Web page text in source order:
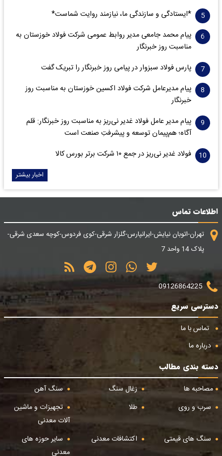
*ایستادگی و سازندگی ما، نیازمند روایت شماست*
پیام محمد جامعی مدیر روابط عمومی شرکت فولاد خوزستان به
مناسبت روز خبرنگار
پارس فولاد سبزوار در پیامی روز خبرنگار را تبریک گفت
پیام مدیرعامل شرکت فولاد اکسین خوزستان به مناسبت روز
خبرنگار
پیام مدیر عامل فولاد غدیر نی‌ریز به مناسبت روز خبرنگار: قلم
آگاه؛ هم‌پیمان توسعه و پیشرفتِ صنعت است
فولاد غدیر نی‌ریز در جمع ۱۰ شرکت برتر بورس کالا
اخبار بیشتر
اطلاعات تماس
تهران-اتوبان نیایش-ایرانپارس-گلزار شرقی-کوی فردوس-کوچه سعدی شرقی-
پلاک 14 واحد 7
09126864225
دسترسی سریع
تماس با ما
درباره ما
دسته بندی مطالب
مصاحبه ها
زغال سنگ
سنگ آهن
سرب و روی
طلا
تجهیزات و ماشین
آلات معدنی
سنگ های قیمتی
اکتشافات معدنی
سایر حوزه های
معدنی